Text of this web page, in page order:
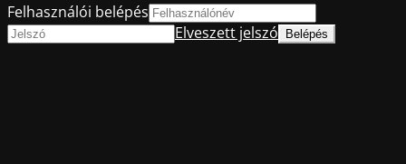
Felhasználói belépés
Elveszett jelszó